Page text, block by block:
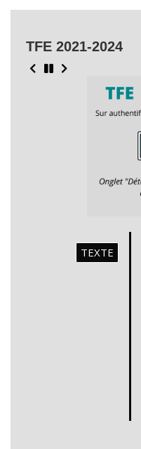
TFE 2021-2024
TEXTE